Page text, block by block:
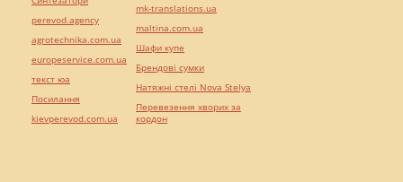
perevod.agency
agrotechnika.com.ua
europeservice.com.ua
текст юа
Посилання
kievperevod.com.ua
mk-translations.ua
maltina.com.ua
Шафи купе
Брендові сумки
Натяжні стелі Nova Stelya
Перевезення хворих за
кордон